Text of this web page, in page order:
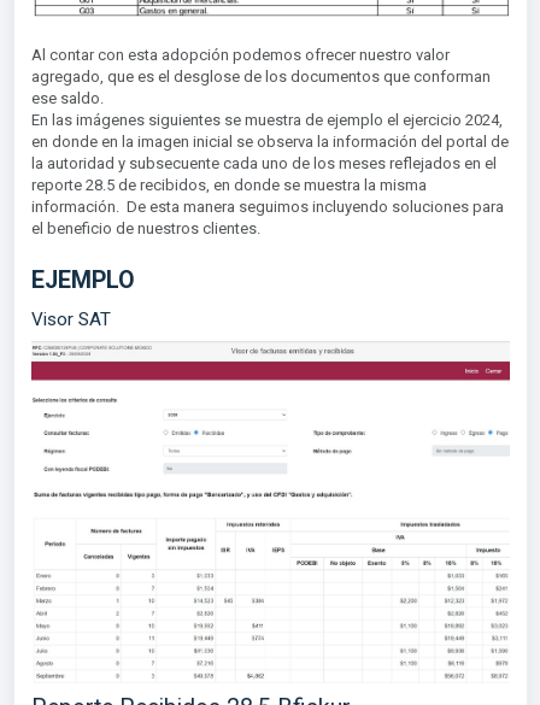
Al contar con esta adopción podemos ofrecer nuestro valor
agregado, que es el desglose de los documentos que conforman
ese saldo.
En las imágenes siguientes se muestra de ejemplo el ejercicio 2024,
en donde en la imagen inicial se observa la información del portal de
la autoridad y subsecuente cada uno de los meses reflejados en el
reporte 28.5 de recibidos, en donde se muestra la misma
información. De esta manera seguimos incluyendo soluciones para
el beneficio de nuestros clientes.
EJEMPLO
Visor SAT